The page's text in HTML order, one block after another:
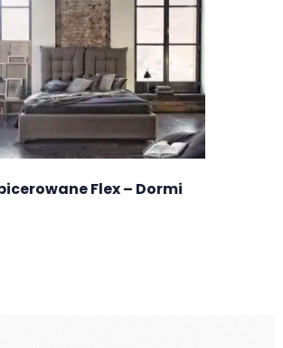
Flex – Dormi